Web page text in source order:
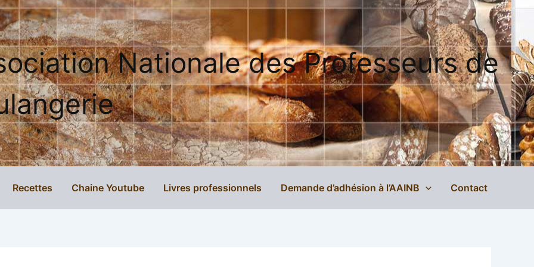
Nationale des Professeurs de
Recettes Chaine Youtube Livres professionnels Demande d’adhésion à l’AAINB Contact